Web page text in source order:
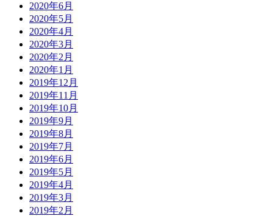
2020年6月
2020年5月
2020年4月
2020年3月
2020年2月
2020年1月
2019年12月
2019年11月
2019年10月
2019年9月
2019年8月
2019年7月
2019年6月
2019年5月
2019年4月
2019年3月
2019年2月